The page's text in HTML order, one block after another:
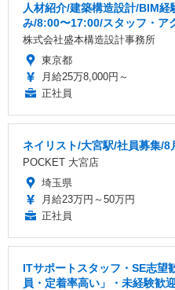
人材紹介/建築構造設計/BIM
み/8:00〜17:00/スタッフ・ア
株式会社盛本構造設計事務所
東京都
月給25万8,000円～
正社員
ネイリスト/大宮駅/社員募集/8
POCKET 大宮店
埼玉県
月給23万円～50万円
正社員
ITサポートスタッフ・SE志望
員・定着率高い」・未経験歓